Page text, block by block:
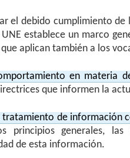
el debido cumplimiento
establece un marco
aplican también a los
en materia
que informen la
de información
principios generales,
de esta información.